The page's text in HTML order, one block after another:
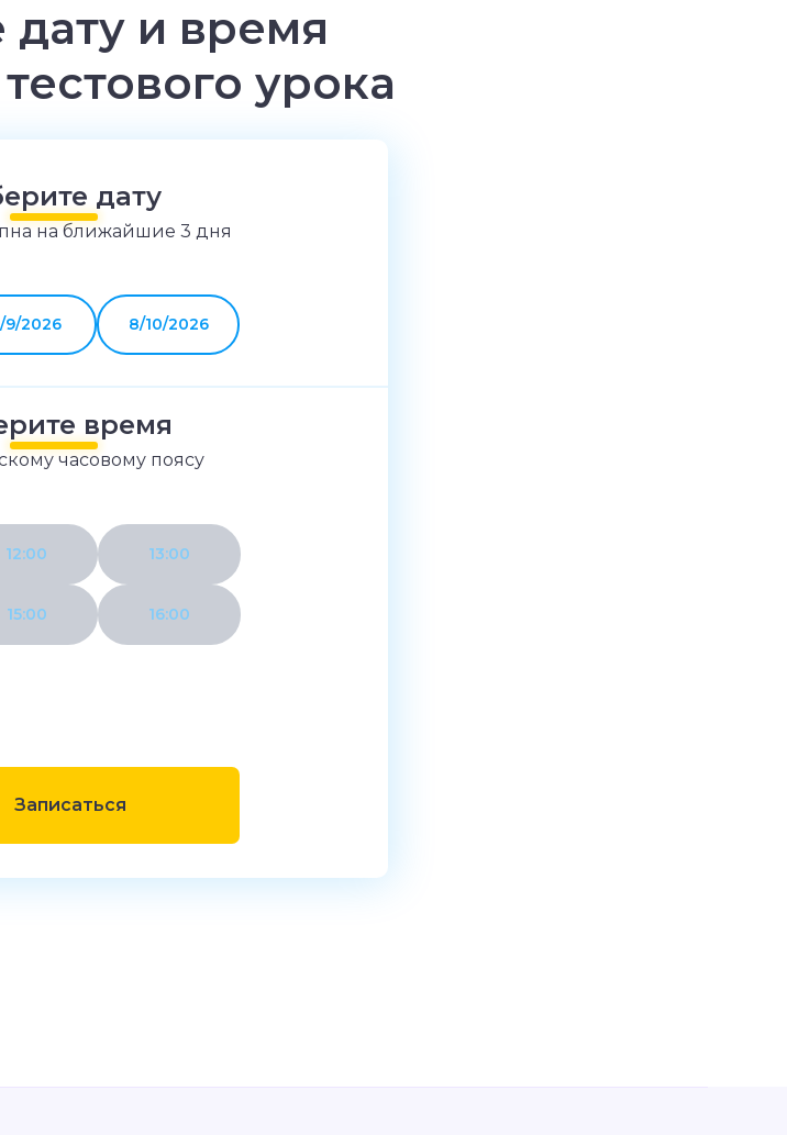
12:00 13:00
15:00 16:00
Записаться
9/2026 8/10/2026
и время
урока
дату
на ближайшие 3 дня
время
часовому поясу